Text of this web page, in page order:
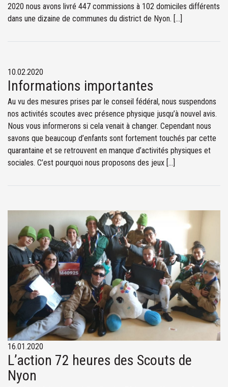
2020 nous avons livré 447 commissions à 102 domiciles différents
dans une dizaine de communes du district de Nyon. […]
10.02.2020
Informations importantes
Au vu des mesures prises par le conseil fédéral, nous suspendons
nos activités scoutes avec présence physique jusqu’à nouvel avis.
Nous vous informerons si cela venait à changer. Cependant nous
savons que beaucoup d’enfants sont fortement touchés par cette
quarantaine et se retrouvent en manque d’activités physiques et
sociales. C’est pourquoi nous proposons des jeux […]
16.01.2020
L’action 72 heures des Scouts de
Nyon